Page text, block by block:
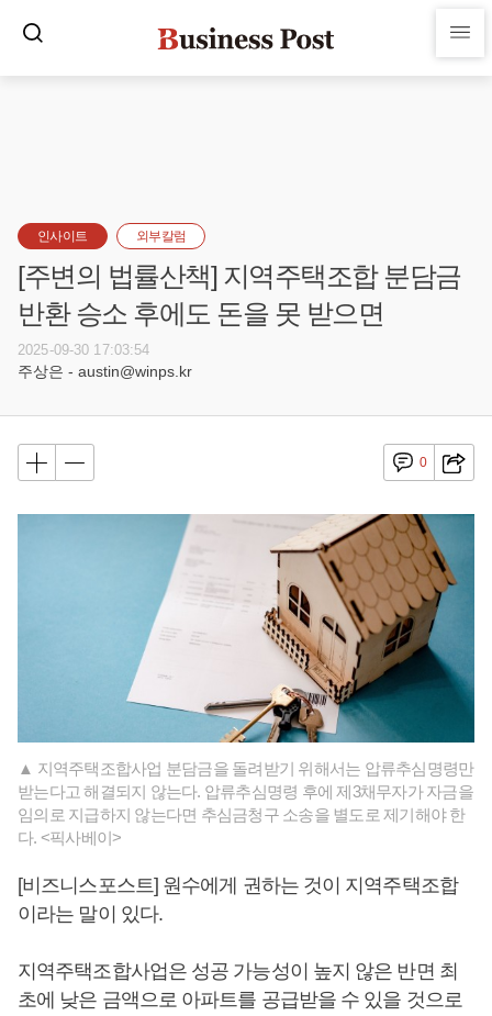
인사이트 외부칼럼
[주변의 법률산책] 지역주택조합 분담금
반환 승소 후에도 돈을 못 받으면
2025-09-30 17:03:54
주상은 - austin@winps.kr
0
▲ 지역주택조합사업 분담금을 돌려받기 위해서는 압류추심명령만
받는다고 해결되지 않는다. 압류추심명령 후에 제3채무자가 자금을
임의로 지급하지 않는다면 추심금청구 소송을 별도로 제기해야 한
다. <픽사베이>
[비즈니스포스트] 원수에게 권하는 것이 지역주택조합
이라는 말이 있다.
지역주택조합사업은 성공 가능성이 높지 않은 반면 최
초에 낮은 금액으로 아파트를 공급받을 수 있을 것으로